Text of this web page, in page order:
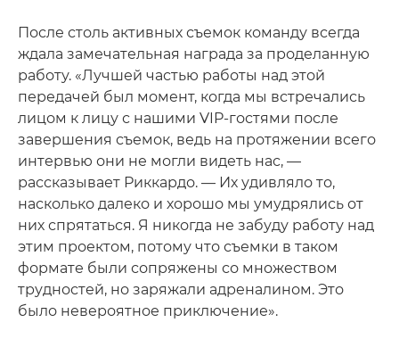
После столь активных съемок команду всегда
ждала замечательная награда за проделанную
работу. «Лучшей частью работы над этой
передачей был момент, когда мы встречались
лицом к лицу с нашими VIP-гостями после
завершения съемок, ведь на протяжении всего
интервью они не могли видеть нас, —
рассказывает Риккардо. — Их удивляло то,
насколько далеко и хорошо мы умудрялись от
них спрятаться. Я никогда не забуду работу над
этим проектом, потому что съемки в таком
формате были сопряжены со множеством
трудностей, но заряжали адреналином. Это
было невероятное приключение».